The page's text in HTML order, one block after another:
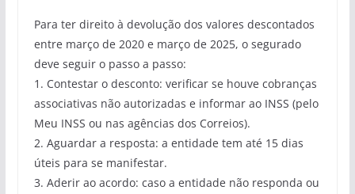
Para ter direito à devolução dos valores descontados
entre março de 2020 e março de 2025, o segurado
deve seguir o passo a passo:
1. Contestar o desconto: verificar se houve cobranças
associativas não autorizadas e informar ao INSS (pelo
Meu INSS ou nas agências dos Correios).
2. Aguardar a resposta: a entidade tem até 15 dias
úteis para se manifestar.
3. Aderir ao acordo: caso a entidade não responda ou